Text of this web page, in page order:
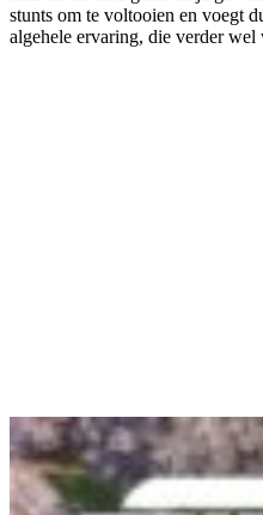
stunts om te voltooien en voegt
algehele ervaring, die verder wel